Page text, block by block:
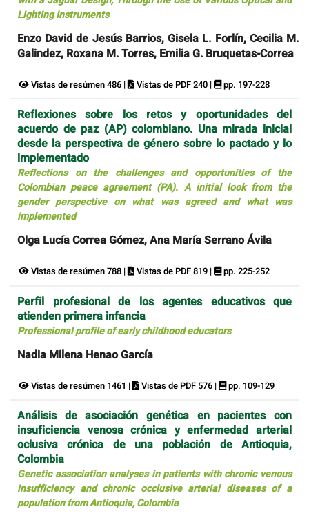
Lighting Instruments
Enzo David de Jesús Barrios, Gisela L. Forlín, Cecilia M.
Galindez, Roxana M. Torres, Emilia G. Bruquetas-Correa
Vistas de resúmen 486 | Vistas de PDF 240 | pp. 197-228
Reflexiones sobre los retos y oportunidades del
acuerdo de paz (AP) colombiano. Una mirada inicial
desde la perspectiva de género sobre lo pactado y lo
implementado
Reflections on the challenges and opportunities of the
Colombian peace agreement (PA). A initial look from the
gender perspective on what was agreed and what was
implemented
Olga Lucía Correa Gómez, Ana María Serrano Ávila
Vistas de resúmen 788 | Vistas de PDF 819 | pp. 225-252
Perfil profesional de los agentes educativos que
atienden primera infancia
Professional profile of early childhood educators
Nadia Milena Henao García
Vistas de resúmen 1461 | Vistas de PDF 576 | pp. 109-129
Análisis de asociación genética en pacientes con
insuficiencia venosa crónica y enfermedad arterial
oclusiva crónica de una población de Antioquia,
Colombia
Genetic association analyses in patients with chronic venous
insufficiency and chronic occlusive arterial diseases of a
population from Antioquia, Colombia